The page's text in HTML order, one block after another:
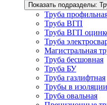
Показать подразделы:
Труба
Труба ВГП
Труба ВГП
Труба
Магистральная
Труба бесшовная
Труба БУ
Труба газлифтная
Трубы в изоляции
Труба овальная